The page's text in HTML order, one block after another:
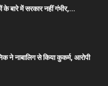
के बारे में सरकार नहीं गंभीर,...
ने नाबालिग से किया कुकर्म, आरोपी